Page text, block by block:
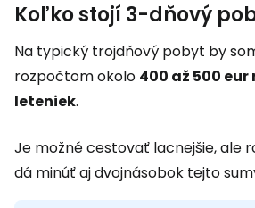
Koľko stojí 3-dňový
Na typický trojdňový pobyt by
rozpočtom okolo 400 až 500 eur
leteniek.
Je možné cestovať lacnejšie, ale
dá minúť aj dvojnásobok tejto